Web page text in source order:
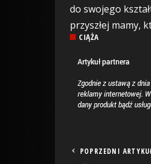
do swojego
przyszłej mamy,
CIĄŻA
POPRZEDNI